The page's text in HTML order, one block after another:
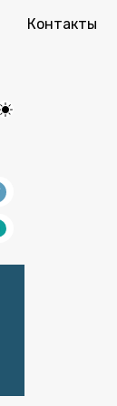
Контакты